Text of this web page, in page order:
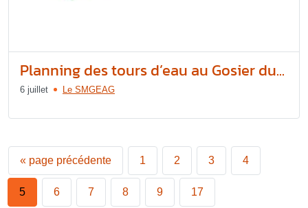
Planning des tours d’eau au Gosier du...
6 juillet Le SMGEAG
« page précédente 1 2 3 4
5 6 7 8 9 17